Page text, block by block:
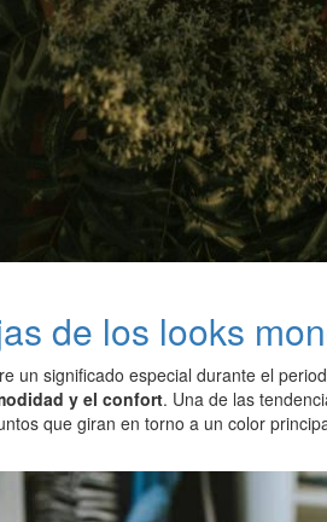
de los looks
un significado especial durante el
y el confort. Una de las
que giran en torno a un color